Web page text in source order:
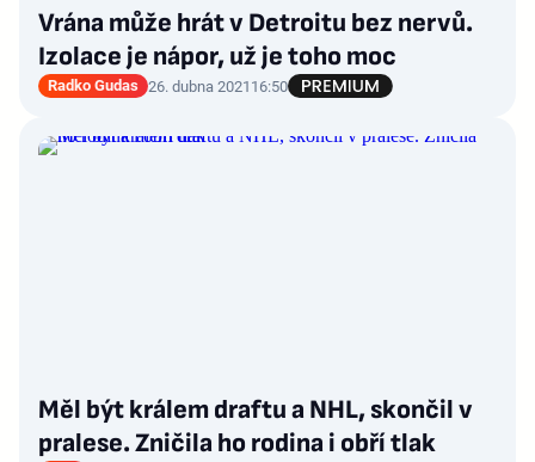
Vrána může hrát v Detroitu bez nervů.
Izolace je nápor, už je toho moc
Radko Gudas 26. dubna 2021 16:50
Měl být králem draftu a NHL, skončil v
pralese. Zničila ho rodina i obří tlak